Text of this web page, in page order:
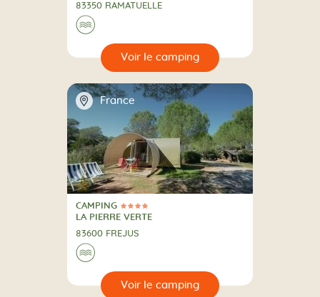
83350 RAMATUELLE
Au bord de l'eau
🌊
📍 France
4 Étoiles
CAMPING
CAMPING
LA PIERRE VERTE
83600 FREJUS
Au bord de l'eau
🌊